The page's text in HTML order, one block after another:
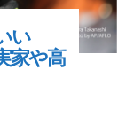
い
家や高